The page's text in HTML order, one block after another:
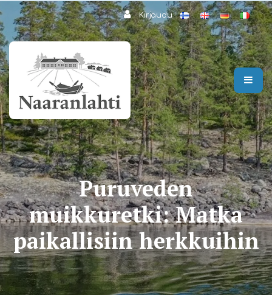
Siirry pääsisältöön
Kirjaudu
Puruveden
muikkuretki: Matka
paikallisiin herkkuihin